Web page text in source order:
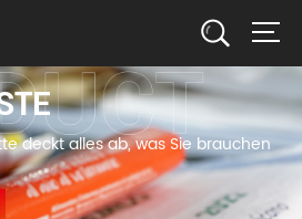
Suchen
deckt alles ab, was Sie brauchen